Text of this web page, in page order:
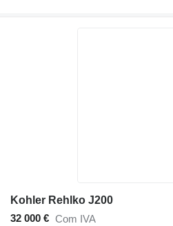
Kohler Rehlko J200
32 000 € Com IVA